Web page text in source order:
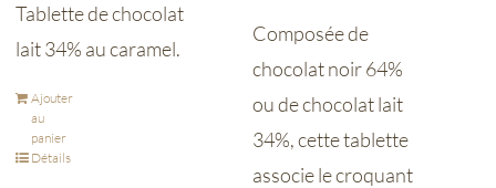
Tablette de chocolat
lait 34% au caramel.
Ajouter
au
panier
Détails
Composée de
chocolat noir 64%
ou de chocolat lait
34%, cette tablette
associe le croquant